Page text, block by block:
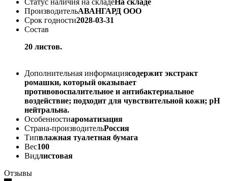
ПроизводительАВАНГАРД ООО
Срок годности2028-03-31
Состав
20 листов.
Дополнительная информациясодержит экстракт
ромашки, который оказывает
противовоспалительное и антибактериальное
воздействие; подходит для чувствительной кожи; pH
нейтральна.
Особенностиароматизация
Страна-производительРоссия
Типвлажная туалетная бумага
Вес100
Видлистовая
Отзывы